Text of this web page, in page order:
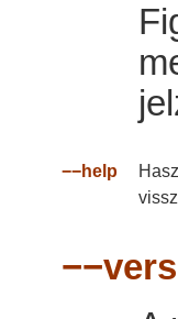
−−help